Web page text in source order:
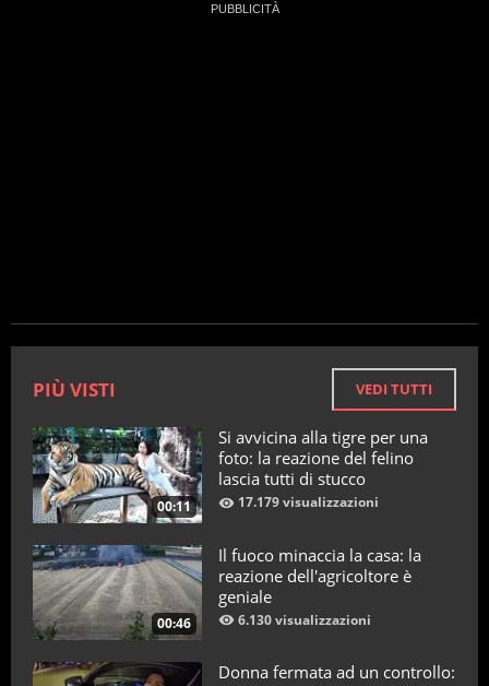
PIÙ VISTI VEDI TUTTI
00:11
Si avvicina alla tigre per una
foto: la reazione del felino
lascia tutti di stucco
17.179 visualizzazioni
00:46
Il fuoco minaccia la casa: la
reazione dell'agricoltore è
geniale
6.130 visualizzazioni
Donna fermata ad un controllo: